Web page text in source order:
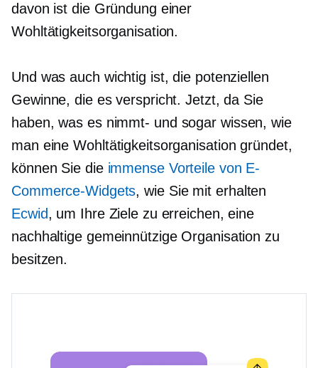
davon ist die Gründung einer
Wohltätigkeitsorganisation.
Und was auch wichtig ist, die potenziellen
Gewinne, die es verspricht. Jetzt, da Sie
haben, was es nimmt- und sogar wissen, wie
man eine Wohltätigkeitsorganisation gründet,
können Sie die immense Vorteile von E-
Commerce-Widgets, wie Sie mit erhalten
Ecwid, um Ihre Ziele zu erreichen, eine
nachhaltige gemeinnützige Organisation zu
besitzen.